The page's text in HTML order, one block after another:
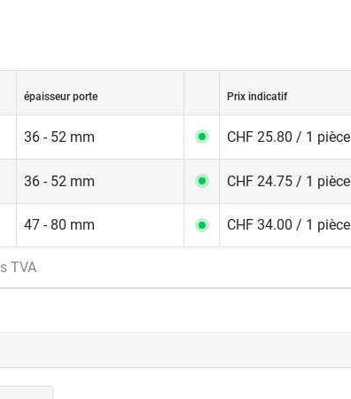
épaisseur porte Prix indicatif
36 - 52 mm CHF 25.80 / 1 pièce
36 - 52 mm CHF 24.75 / 1 pièce
47 - 80 mm CHF 34.00 / 1 pièce
TVA